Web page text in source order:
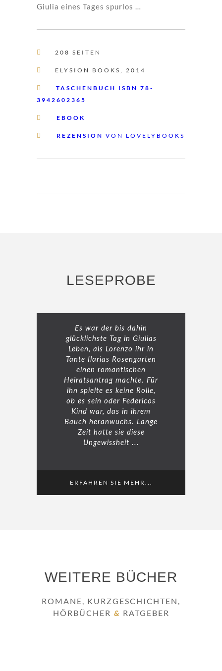
Giulia eines Tages spurlos …
 208 SEITEN
 ELYSION BOOKS, 2014

TASCHENBUCH ISBN 78-
3942602365
 EBOOK
 REZENSION VON LOVELYBOOKS
LESEPROBE
Es war der bis dahin
glücklichste Tag in Giulias
Leben, als Lorenzo ihr in
Tante Ilarias Rosengarten
einen romantischen
Heiratsantrag machte. Für
ihn spielte es keine Rolle,
ob es sein oder Federicos
Kind war, das in ihrem
Bauch heranwuchs. Lange
Zeit hatte sie diese
Ungewissheit ...
ERFAHREN SIE MEHR...
WEITERE BÜCHER
ROMANE, KURZGESCHICHTEN,
HÖRBÜCHER & RATGEBER